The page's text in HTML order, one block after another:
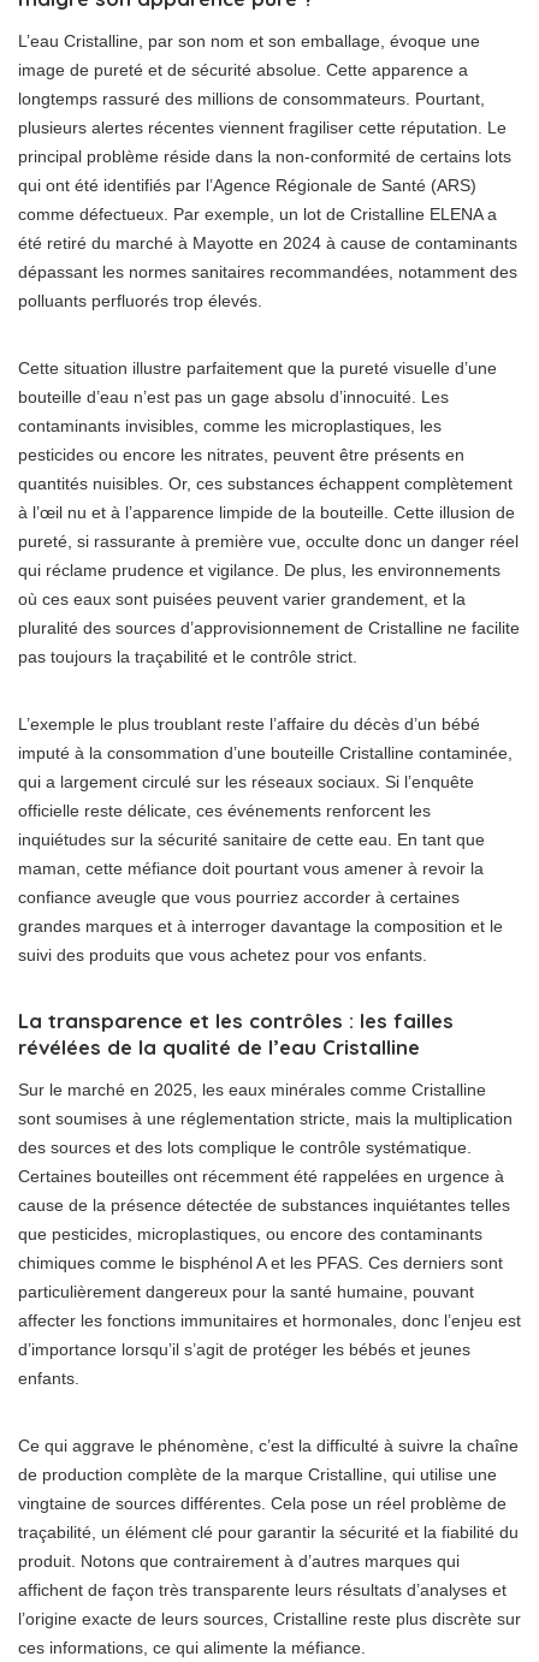
L’eau Cristalline, par son nom et son emballage, évoque une
image de pureté et de sécurité absolue. Cette apparence a
longtemps rassuré des millions de consommateurs. Pourtant,
plusieurs alertes récentes viennent fragiliser cette réputation. Le
principal problème réside dans la non-conformité de certains lots
qui ont été identifiés par l’Agence Régionale de Santé (ARS)
comme défectueux. Par exemple, un lot de Cristalline ELENA a
été retiré du marché à Mayotte en 2024 à cause de contaminants
dépassant les normes sanitaires recommandées, notamment des
polluants perfluorés trop élevés.
Cette situation illustre parfaitement que la pureté visuelle d’une
bouteille d’eau n’est pas un gage absolu d’innocuité. Les
contaminants invisibles, comme les microplastiques, les
pesticides ou encore les nitrates, peuvent être présents en
quantités nuisibles. Or, ces substances échappent complètement
à l’œil nu et à l’apparence limpide de la bouteille. Cette illusion de
pureté, si rassurante à première vue, occulte donc un danger réel
qui réclame prudence et vigilance. De plus, les environnements
où ces eaux sont puisées peuvent varier grandement, et la
pluralité des sources d’approvisionnement de Cristalline ne facilite
pas toujours la traçabilité et le contrôle strict.
L’exemple le plus troublant reste l’affaire du décès d’un bébé
imputé à la consommation d’une bouteille Cristalline contaminée,
qui a largement circulé sur les réseaux sociaux. Si l’enquête
officielle reste délicate, ces événements renforcent les
inquiétudes sur la sécurité sanitaire de cette eau. En tant que
maman, cette méfiance doit pourtant vous amener à revoir la
confiance aveugle que vous pourriez accorder à certaines
grandes marques et à interroger davantage la composition et le
suivi des produits que vous achetez pour vos enfants.
La transparence et les contrôles : les failles
révélées de la qualité de l’eau Cristalline
Sur le marché en 2025, les eaux minérales comme Cristalline
sont soumises à une réglementation stricte, mais la multiplication
des sources et des lots complique le contrôle systématique.
Certaines bouteilles ont récemment été rappelées en urgence à
cause de la présence détectée de substances inquiétantes telles
que pesticides, microplastiques, ou encore des contaminants
chimiques comme le bisphénol A et les PFAS. Ces derniers sont
particulièrement dangereux pour la santé humaine, pouvant
affecter les fonctions immunitaires et hormonales, donc l’enjeu est
d’importance lorsqu’il s’agit de protéger les bébés et jeunes
enfants.
Ce qui aggrave le phénomène, c’est la difficulté à suivre la chaîne
de production complète de la marque Cristalline, qui utilise une
vingtaine de sources différentes. Cela pose un réel problème de
traçabilité, un élément clé pour garantir la sécurité et la fiabilité du
produit. Notons que contrairement à d’autres marques qui
affichent de façon très transparente leurs résultats d’analyses et
l’origine exacte de leurs sources, Cristalline reste plus discrète sur
ces informations, ce qui alimente la méfiance.